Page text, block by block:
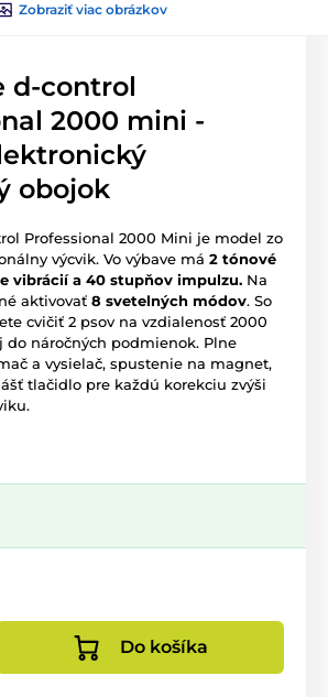
Zobraziť viac obrázkov
d‑control
2000 mini -
obojok
Professional 2000 Mini je model zo
výcvik. Vo výbave má 2 tónové
vibrácií a 40 stupňov impulzu. Na
aktivovať 8 svetelných módov. So
cvičiť 2 psov na vzdialenosť 2000
do náročných podmienok. Plne
a vysielač, spustenie na magnet,
tlačidlo pre každú korekciu zvýši
.
Do košíka